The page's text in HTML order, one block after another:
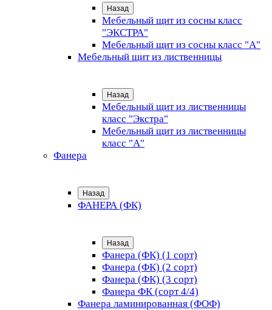
Назад
Мебельный щит из сосны класс
"ЭКСТРА"
Мебельный щит из сосны класс "А"
Мебельный щит из лиственницы
Назад
Мебельный щит из лиственницы
класс "Экстра"
Мебельный щит из лиственницы
класс "А"
Фанера
Назад
ФАНЕРА (ФК)
Назад
Фанера (ФК) (1 сорт)
Фанера (ФК) (2 сорт)
Фанера (ФК) (3 сорт)
Фанера ФК (сорт 4/4)
Фанера ламинированная (ФОФ)